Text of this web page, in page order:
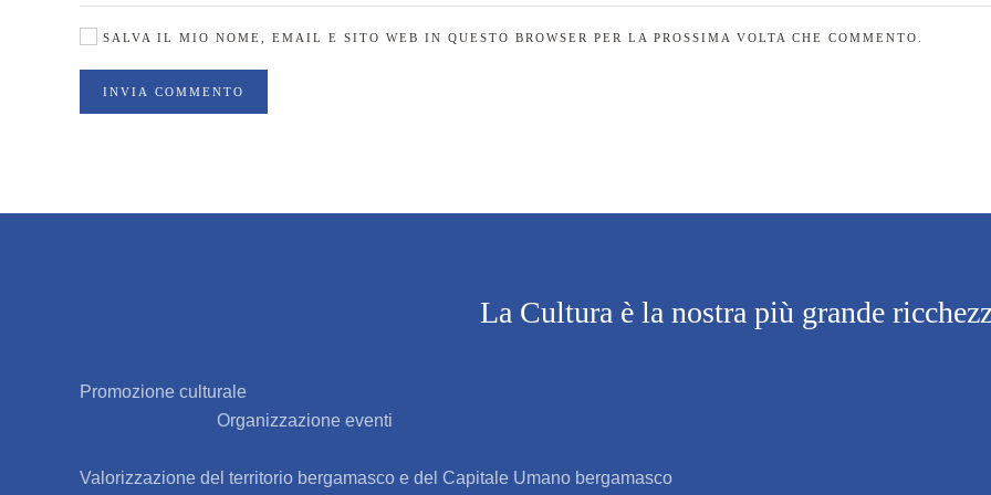
SALVA IL MIO NOME, EMAIL E SITO WEB IN QUESTO BROWSER PER LA PROSSIMA VOLTA CHE COMMENTO.
INVIA COMMENTO
La Cultura è la nostra più grande
Promozione culturale
Organizzazione eventi
Valorizzazione del territorio bergamasco e del Capitale Umano bergamasco